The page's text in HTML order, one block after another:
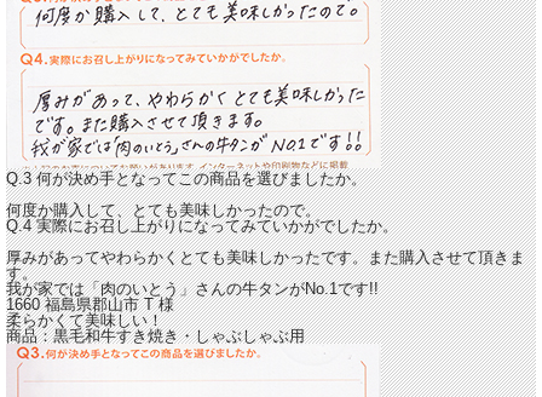
Q.3 何が決め手となってこの商品を選びましたか。
何度か購入して、とても美味しかったので。
Q.4 実際にお召し上がりになってみていかがでしたか。
厚みがあってやわらかくとても美味しかったです。また購入させて頂きま
す。
我が家では「肉のいとう」さんの牛タンがNo.1です!!
1660 福島県郡山市T様
柔らかくて美味しい！
商品：黒毛和牛すき焼き・しゃぶしゃぶ用